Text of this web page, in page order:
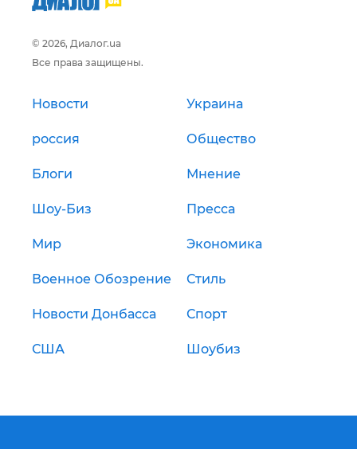
© 2026, Диалог.ua
Все права защищены.
Новости Украина
россия Общество
Блоги Мнение
Шоу-Биз Пресса
Мир Экономика
Военное Обозрение Стиль
Новости Донбасса Спорт
США Шоубиз